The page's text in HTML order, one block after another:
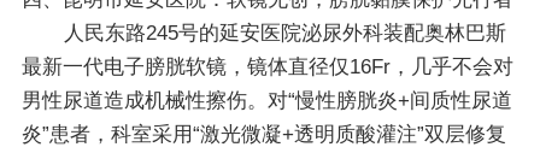
人民东路245号的延安医院泌尿外科装配奥林巴斯
最新一代电子膀胱软镜，镜体直径仅16Fr，几乎不会对
男性尿道造成机械性擦伤。对“慢性膀胱炎+间质性尿道
炎”患者，科室采用“激光微凝+透明质酸灌注”双层修复